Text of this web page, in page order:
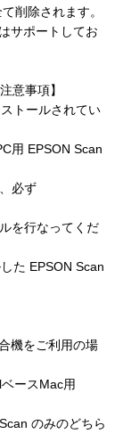
除されます。
サポートしてお
意事項】
トールされてい
EPSON Scan
必ず
行なってくだ
EPSON Scan
をご利用の場
ースMac用
のみのどちら